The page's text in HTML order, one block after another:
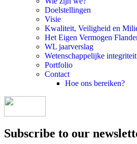
Doelstellingen
Visie
Kwaliteit, Veiligheid en
Het Eigen Vermogen
WL jaarverslag
Wetenschappelijke integriteit
Portfolio
Contact
Hoe ons bereiken?
Subscribe to our